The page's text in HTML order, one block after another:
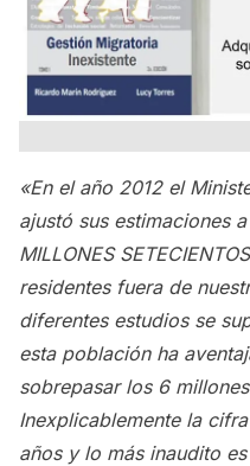
«En el año 2012 el
ajustó sus estimaciones
MILLONES
residentes fuera de
diferentes estudios se
esta población ha
sobrepasar los 6
Inexplicablemente la
años y lo más inaudito